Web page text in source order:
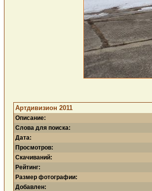
Артдивизион 2011
Описание:
Слова для поиска:
Дата:
Просмотров:
Скачиваний:
Рейтинг:
Размер фотографии:
Добавлен: